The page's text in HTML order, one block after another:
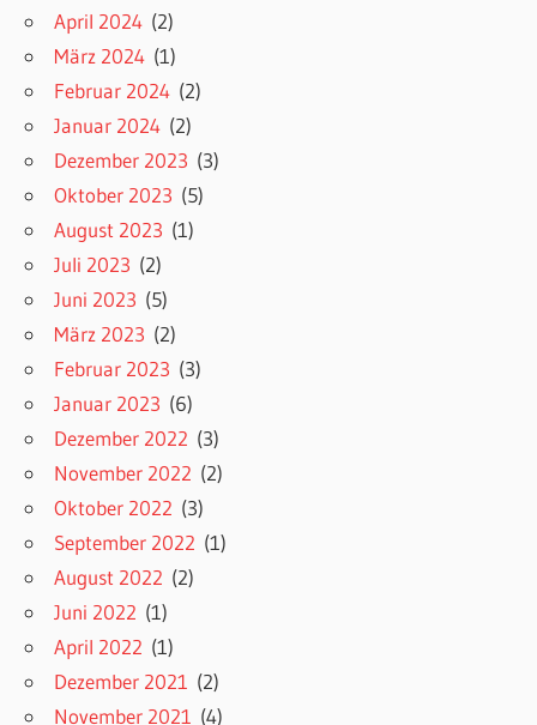
April 2024 (2)
März 2024 (1)
Februar 2024 (2)
Januar 2024 (2)
Dezember 2023 (3)
Oktober 2023 (5)
August 2023 (1)
Juli 2023 (2)
Juni 2023 (5)
März 2023 (2)
Februar 2023 (3)
Januar 2023 (6)
Dezember 2022 (3)
November 2022 (2)
Oktober 2022 (3)
September 2022 (1)
August 2022 (2)
Juni 2022 (1)
April 2022 (1)
Dezember 2021 (2)
November 2021 (4)